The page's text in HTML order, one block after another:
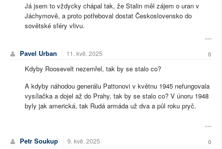
Já jsem to vždycky chápal tak, že Stalin měl zájem o uran v
Jáchymově, a proto potřeboval dostat Československo do
sovětské sféry vlivu.
Pavel Urban 11. kvě. 2025 0
Kdyby Roosevelt nezemřel, tak by se stalo co?
A kdyby náhodou generálu Pattonovi v květnu 1945 nefungovala
vysílačka a dojel až do Prahy, tak by se stalo co? V únoru 1948
byly jak americká, tak Rudá armáda už dva a půl roku pryč.
Petr Soukup 9. kvě. 2025 0